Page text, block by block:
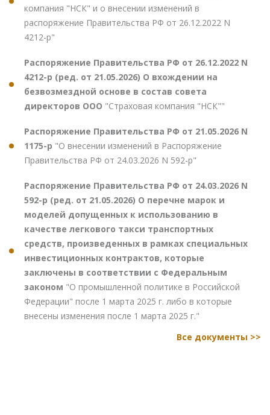
компания "НСК" и о внесении изменений в
распоряжение Правительства РФ от 26.12.2022 N
4212-р"
Распоряжение Правительства РФ от 26.12.2022 N
4212-р (ред. от 21.05.2026) О вхождении на
безвозмездной основе в состав совета
директоров ООО "Страховая компания "НСК""
Распоряжение Правительства РФ от 21.05.2026 N
1175-р "О внесении изменений в Распоряжение
Правительства РФ от 24.03.2026 N 592-р"
Распоряжение Правительства РФ от 24.03.2026 N
592-р (ред. от 21.05.2026) О перечне марок и
моделей допущенных к использованию в
качестве легкового такси транспортных
средств, произведенных в рамках специальных
инвестиционных контрактов, которые
заключены в соответствии с Федеральным
законом "О промышленной политике в Российской
Федерации" после 1 марта 2025 г. либо в которые
внесены изменения после 1 марта 2025 г."
Все документы >>